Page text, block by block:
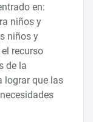
en:
niños y
niños y
recurso
de la
lograr que las